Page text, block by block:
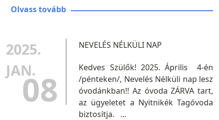
Olvass tovább
2025.
JAN.08
NEVELÉS NÉLKÜLI NAP
Kedves Szülők! 2025. Április 4-én
/pénteken/, Nevelés Nélküli nap lesz
óvodánkban!! Az óvoda ZÁRVA tart,
az ügyeletet a Nyitnikék Tagóvoda
biztosítja. ...